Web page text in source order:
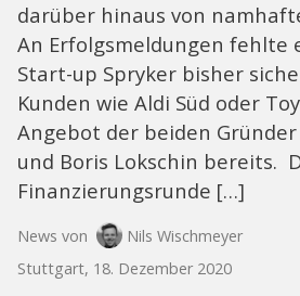
darüber hinaus von
An Erfolgsmeldungen fehlte
Start-up Spryker bisher
Kunden wie Aldi Süd oder
Angebot der beiden
und Boris Lokschin bereits.
Finanzierungsrunde […]
News von
Nils Wischmeyer
Stuttgart, 18. Dezember 2020